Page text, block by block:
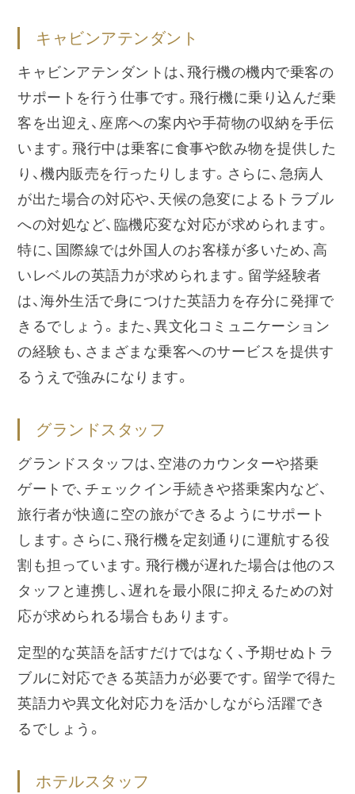
キャビンアテンダント
キャビンアテンダントは、飛行機の機内で乗客の
サポートを行う仕事です。飛行機に乗り込んだ乗
客を出迎え、座席への案内や手荷物の収納を手伝
います。飛行中は乗客に食事や飲み物を提供した
り、機内販売を行ったりします。さらに、急病人
が出た場合の対応や、天候の急変によるトラブル
への対処など、臨機応変な対応が求められます。
特に、国際線では外国人のお客様が多いため、高
いレベルの英語力が求められます。留学経験者
は、海外生活で身につけた英語力を存分に発揮で
きるでしょう。また、異文化コミュニケーション
の経験も、さまざまな乗客へのサービスを提供す
るうえで強みになります。
グランドスタッフ
グランドスタッフは、空港のカウンターや搭乗
ゲートで、チェックイン手続きや搭乗案内など、
旅行者が快適に空の旅ができるようにサポート
します。さらに、飛行機を定刻通りに運航する役
割も担っています。飛行機が遅れた場合は他のス
タッフと連携し、遅れを最小限に抑えるための対
応が求められる場合もあります。
定型的な英語を話すだけではなく、予期せぬトラ
ブルに対応できる英語力が必要です。留学で得た
英語力や異文化対応力を活かしながら活躍でき
るでしょう。
ホテルスタッフ